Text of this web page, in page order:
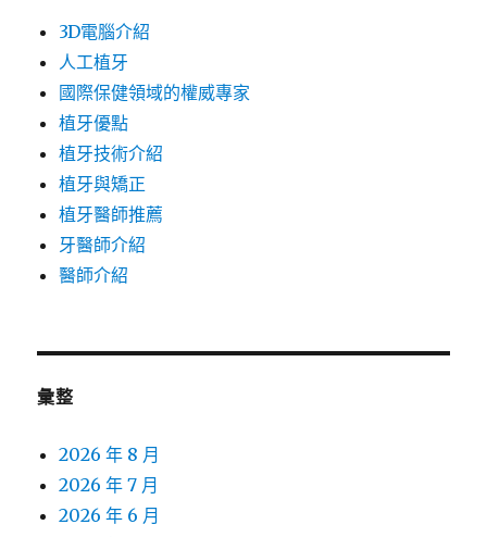
3D電腦介紹
人工植牙
國際保健領域的權威專家
植牙優點
植牙技術介紹
植牙與矯正
植牙醫師推薦
牙醫師介紹
醫師介紹
彙整
2026 年 8 月
2026 年 7 月
2026 年 6 月